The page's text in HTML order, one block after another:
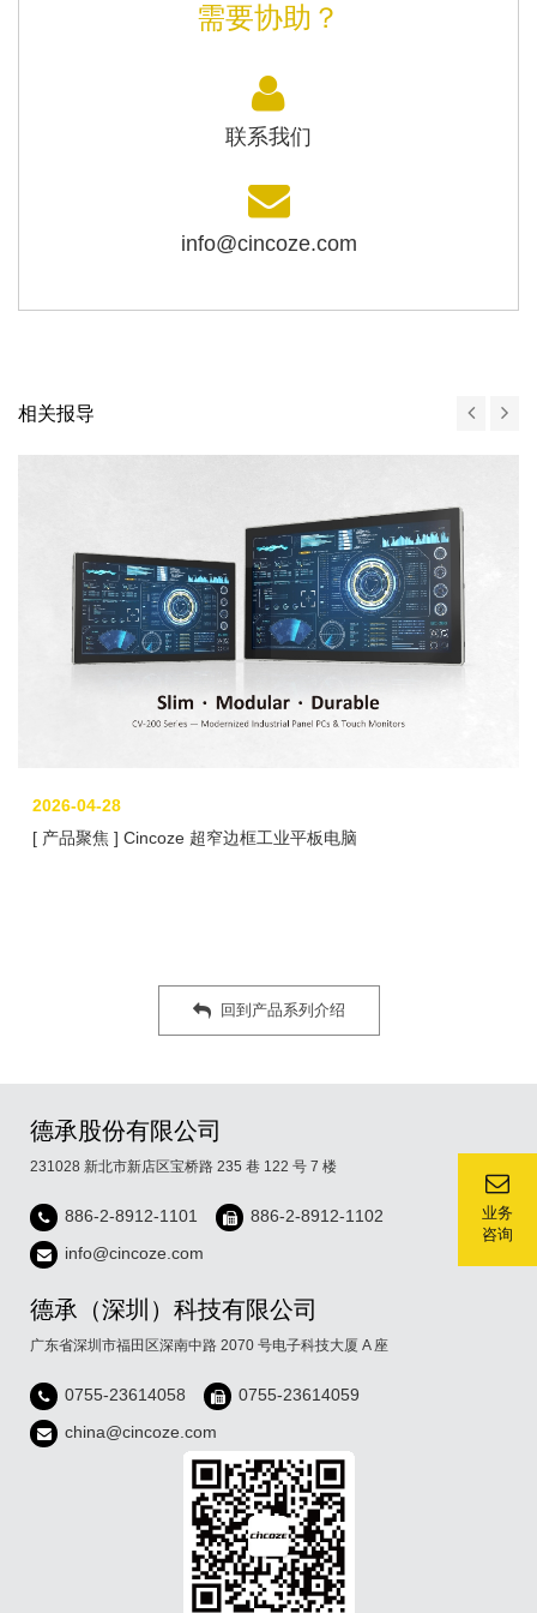
业务
咨询
需要协助？
联系我们
info@cincoze.com
相关报导
2026-04-28
[ 产品聚焦 ] Cincoze 超窄边框工业平板电脑
回到产品系列介绍
德承股份有限公司
231028 新北市新店区宝桥路 235 巷 122 号 7 楼
886-2-8912-1101
886-2-8912-1102
info@cincoze.com
德承（深圳）科技有限公司
广东省深圳市福田区深南中路 2070 号电子科技大厦 A 座
0755-23614058
0755-23614059
china@cincoze.com